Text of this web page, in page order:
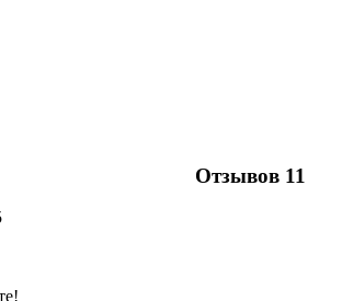
Отзывов 11